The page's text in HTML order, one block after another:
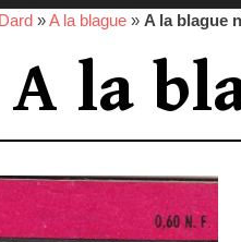
»A la blague » A la blague
A la